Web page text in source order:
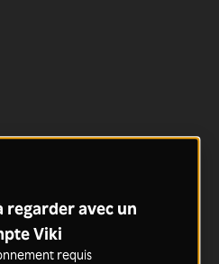
regarder avec un
Viki
requis